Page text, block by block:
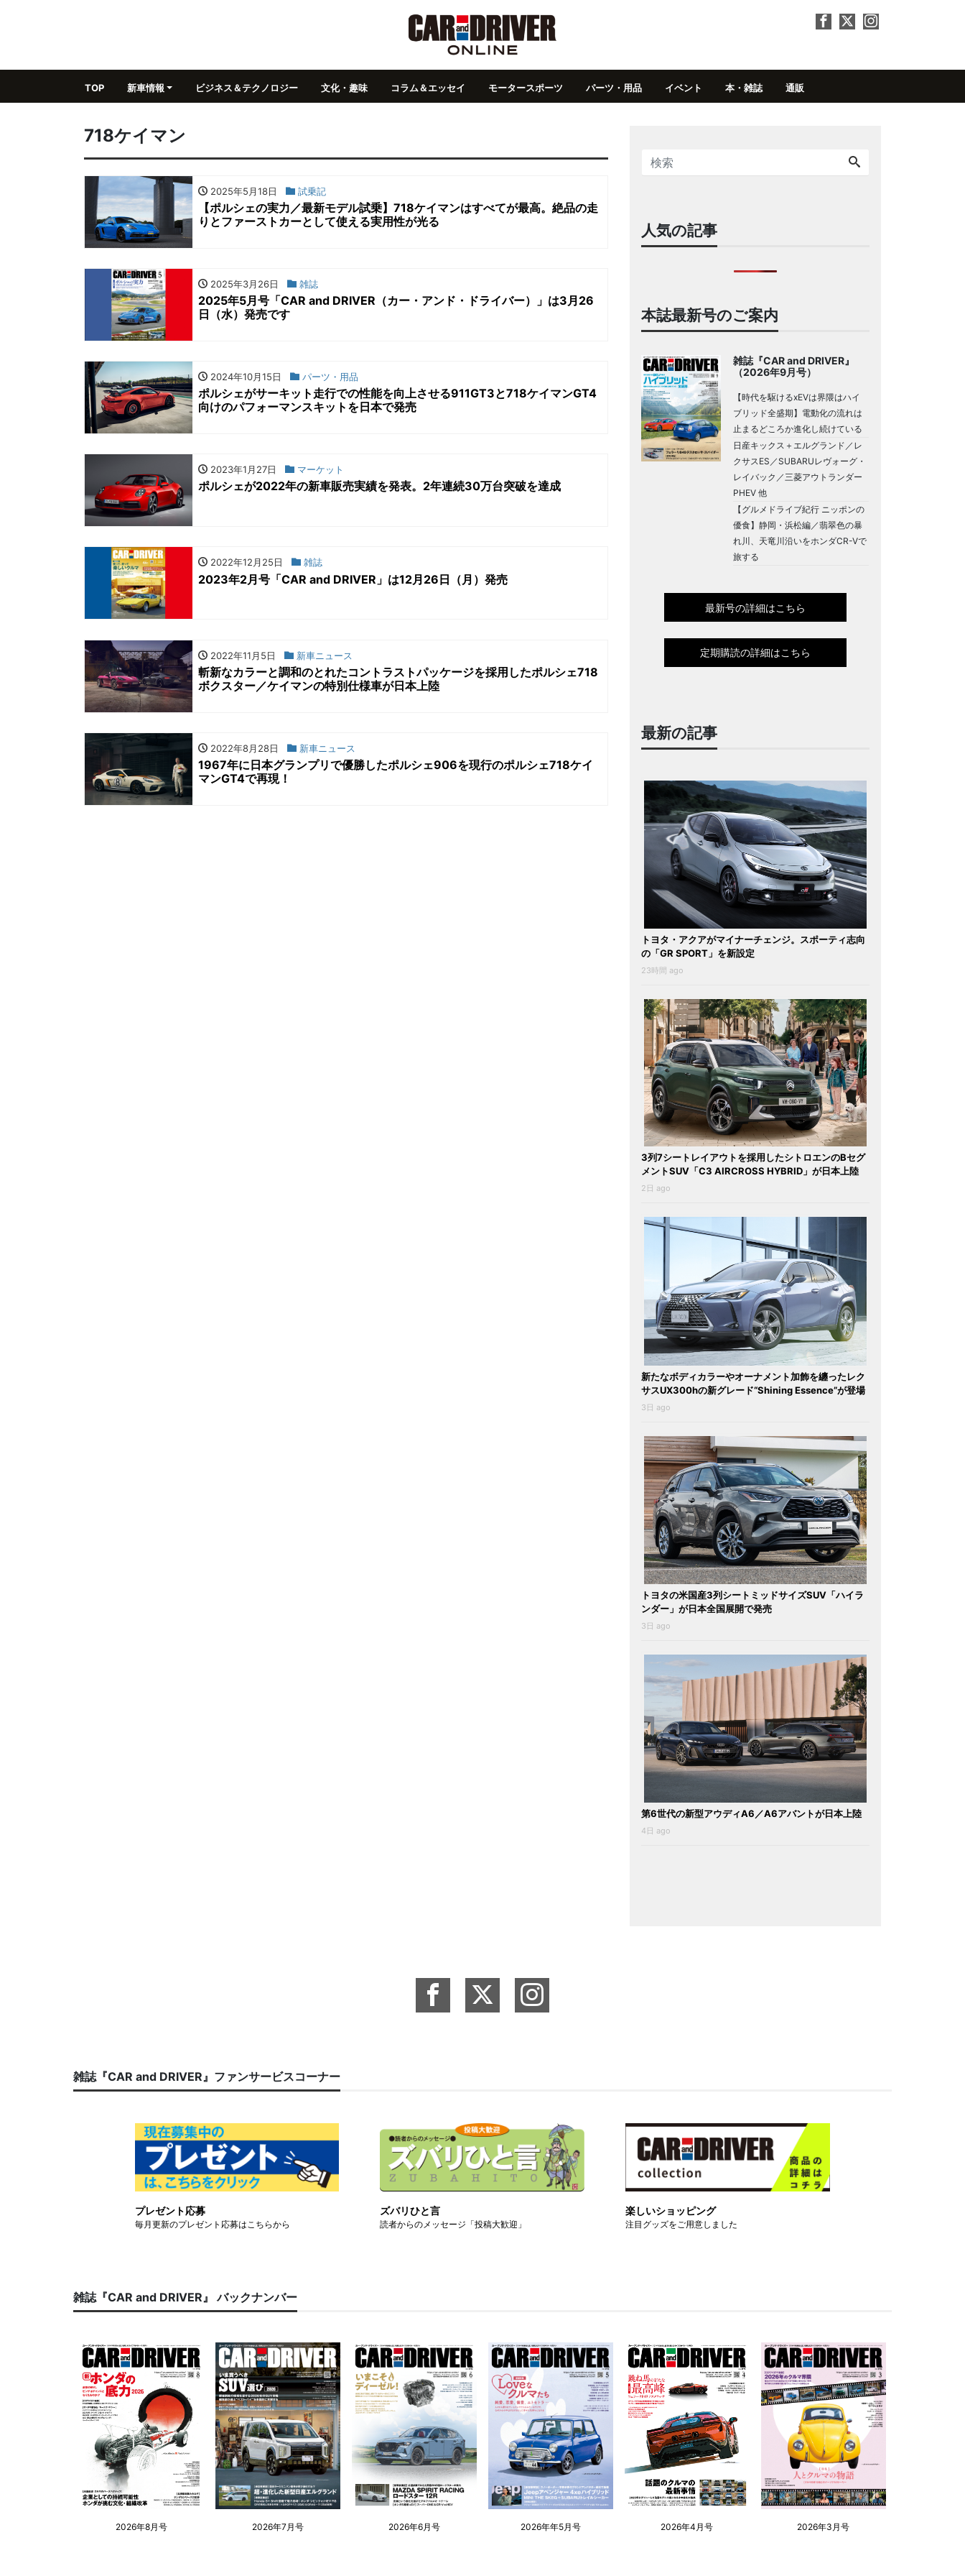
TOP 新車情報 ビジネス＆テクノロジー 文化・趣味 コラム＆エッセイ モータースポーツ パーツ・用品 イベント 本・雑誌 通販
718ケイマン
2025年5月18日 試乗記
【ポルシェの実力／最新モデル試乗】718ケイマンはすべてが最高。絶品の走
りとファーストカーとして使える実用性が光る
2025年3月26日 雑誌
2025年5月号「CAR and DRIVER（カー・アンド・ドライバー）」は3月26
日（水）発売です
2024年10月15日 パーツ・用品
ポルシェがサーキット走行での性能を向上させる911GT3と718ケイマンGT4
向けのパフォーマンスキットを日本で発売
2023年1月27日 マーケット
ポルシェが2022年の新車販売実績を発表。2年連続30万台突破を達成
2022年12月25日 雑誌
2023年2月号「CAR and DRIVER」は12月26日（月）発売
2022年11月5日 新車ニュース
斬新なカラーと調和のとれたコントラストパッケージを採用したポルシェ718
ボクスター／ケイマンの特別仕様車が日本上陸
2022年8月28日 新車ニュース
1967年に日本グランプリで優勝したポルシェ906を現行のポルシェ718ケイ
マンGT4で再現！
人気の記事
本誌最新号のご案内
雑誌『CAR and DRIVER』
（2026年9月号）
【時代を駆けるxEVは界隈はハイ
ブリッド全盛期】電動化の流れは
止まるどころか進化し続けている
日産キックス＋エルグランド／レ
クサスES／SUBARUレヴォーグ・
レイバック／三菱アウトランダー
PHEV 他
【グルメドライブ紀行 ニッポンの
優食】静岡・浜松編／翡翠色の暴
れ川、天竜川沿いをホンダCR-Vで
旅する
最新号の詳細はこちら
定期購読の詳細はこちら
最新の記事
トヨタ・アクアがマイナーチェンジ。スポーティ志向
の「GR SPORT」を新設定
23時間 ago
3列7シートレイアウトを採用したシトロエンのBセグ
メントSUV「C3 AIRCROSS HYBRID」が日本上陸
2日 ago
新たなボディカラーやオーナメント加飾を纏ったレク
サスUX300hの新グレード“Shining Essence”が登場
3日 ago
トヨタの米国産3列シートミッドサイズSUV「ハイラ
ンダー」が日本全国展開で発売
3日 ago
第6世代の新型アウディA6／A6アバントが日本上陸
4日 ago
雑誌『CAR and DRIVER』ファンサービスコーナー
プレゼント応募
毎月更新のプレゼント応募はこちらから
ズバリひと言
読者からのメッセージ「投稿大歓迎」
楽しいショッピング
注目グッズをご用意しました
雑誌『CAR and DRIVER』 バックナンバー
2026年8月号 2026年7月号 2026年6月号 2026年年5月号 2026年4月号 2026年3月号